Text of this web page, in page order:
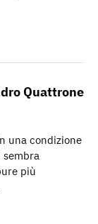
Quattrone
una condizione
sembra
più